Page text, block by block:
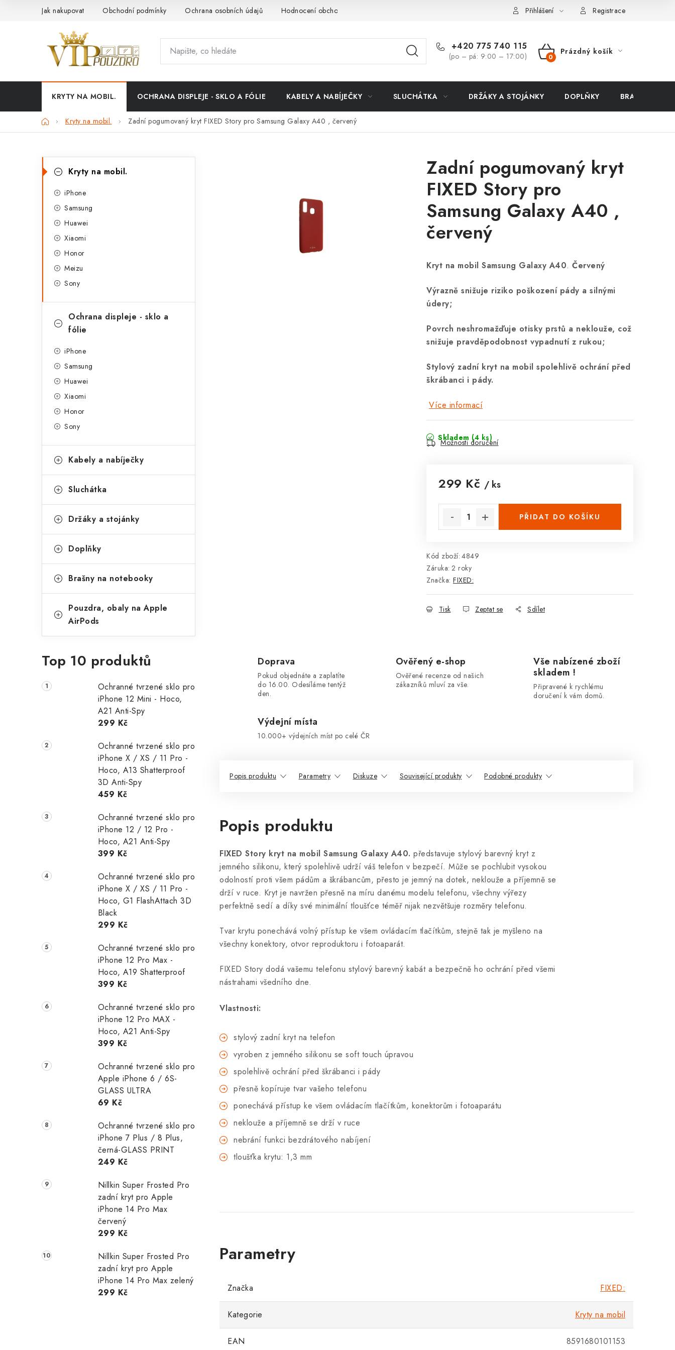
Jak nakupovat Obchodní podmínky Ochrana osobních údajů Hodnocení obchodu Vrácení zboží a reklamace Přihlášení Registrace
+420 775 740 115
(po – pá: 9:00 – 17:00)
NÁKUPNÍ
Prázdný košík
KRYTY NA MOBIL. OCHRANA DISPLEJE - SKLO A FÓLIE KABELY A NABÍJEČKY SLUCHÁTKA DRŽÁKY A STOJÁNKY DOPLŇKY BRAŠNY NA
DomůKryty na mobil. Zadní pogumovaný kryt FIXED Story pro Samsung Galaxy A40 , červený
P
n
kategorie
K
a
e
Kryty na mobil.
iPhone
Samsung
Huawei
Xiaomi
Honor
Meizu
Sony
Ochrana displeje - sklo a
fólie
iPhone
Samsung
Huawei
Xiaomi
Honor
Sony
Kabely a nabíječky
Sluchátka
Držáky a stojánky
Doplňky
Brašny na notebooky
Pouzdra, obaly na Apple
AirPods
Top 10 produktů
Ochranné tvrzené sklo pro
iPhone 12 Mini - Hoco,
A21 Anti-Spy
299 Kč
Ochranné tvrzené sklo pro
iPhone X / XS / 11 Pro -
Hoco, A13 Shatterproof
3D Anti-Spy
459 Kč
Ochranné tvrzené sklo pro
iPhone 12 / 12 Pro -
Hoco, A21 Anti-Spy
399 Kč
Ochranné tvrzené sklo pro
iPhone X / XS / 11 Pro -
Hoco, G1 FlashAttach 3D
Black
299 Kč
Ochranné tvrzené sklo pro
iPhone 12 Pro Max -
Hoco, A19 Shatterproof
399 Kč
Ochranné tvrzené sklo pro
iPhone 12 Pro MAX -
Hoco, A21 Anti-Spy
399 Kč
Ochranné tvrzené sklo pro
Apple iPhone 6 / 6S-
GLASS ULTRA
69 Kč
Ochranné tvrzené sklo pro
iPhone 7 Plus / 8 Plus,
černá-GLASS PRINT
249 Kč
Nillkin Super Frosted Pro
zadní kryt pro Apple
iPhone 14 Pro Max
červený
299 Kč
Nillkin Super Frosted Pro
zadní kryt pro Apple
iPhone 14 Pro Max zelený
299 Kč
Zadní pogumovaný kryt
FIXED Story pro
Samsung Galaxy A40 ,
červený
Kryt na mobil Samsung Galaxy A40. Červený
Výrazně snižuje riziko poškození pády a silnými
údery;
Povrch neshromažďuje otisky prstů a neklouže, což
snižuje pravděpodobnost vypadnutí z rukou;
Stylový zadní kryt na mobil spolehlivě ochrání před
škrábanci i pády.
Více informací
Skladem (4 ks)
Možnosti doručení
299 Kč / ks
PŘIDAT DO KOŠÍKU
Kód zboží: 4849
Záruka: 2 roky
Značka: FIXED:
Tisk Zeptat se Sdílet
Doprava
Pokud objednáte a zaplatíte
do 16.00. Odesíláme tentýž
den.
Ověřený e-shop
Ověřené recenze od našich
zákazníků mluví za vše.
Vše nabízené zboží
skladem !
Připravené k rychlému
doručení k vám domů.
Výdejní místa
10.000+ výdejních míst po celé ČR
Popis produktu Parametry Diskuze Související produkty Podobné produkty
Popis produktu
FIXED Story kryt na mobil Samsung Galaxy A40. představuje stylový barevný kryt z
jemného silikonu, který spolehlivě udrží váš telefon v bezpečí. Může se pochlubit vysokou
odolností proti všem pádům a škrábancům, přesto je jemný na dotek, neklouže a příjemně se
drží v ruce. Kryt je navržen přesně na míru danému modelu telefonu, všechny výřezy
perfektně sedí a díky své minimální tloušťce téměř nijak nezvětšuje rozměry telefonu.
Tvar krytu ponechává volný přístup ke všem ovládacím tlačítkům, stejně tak je myšleno na
všechny konektory, otvor reproduktoru i fotoaparát.
FIXED Story dodá vašemu telefonu stylový barevný kabát a bezpečně ho ochrání před všemi
nástrahami všedního dne.
Vlastnosti:
stylový zadní kryt na telefon
vyroben z jemného silikonu se soft touch úpravou
spolehlivě ochrání před škrábanci i pády
přesně kopíruje tvar vašeho telefonu
ponechává přístup ke všem ovládacím tlačítkům, konektorům i fotoaparátu
neklouže a příjemně se drží v ruce
nebrání funkci bezdrátového nabíjení
tloušťka krytu: 1,3 mm
Značka FIXED:
Kategorie Kryty na mobil
EAN 8591680101153